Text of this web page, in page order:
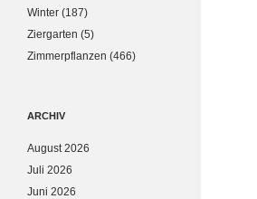
Winter (187)
Ziergarten (5)
Zimmerpflanzen (466)
ARCHIV
August 2026
Juli 2026
Juni 2026